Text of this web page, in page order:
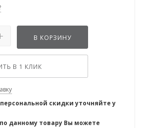
В КОРЗИНУ
В 1 КЛИК
скидки уточняйте у
данному товару Вы можете